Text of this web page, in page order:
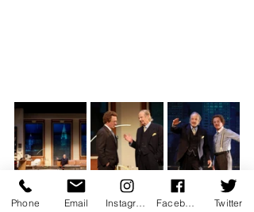
Phone Email Twitter